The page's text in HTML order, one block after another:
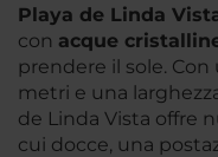
Playa de Linda
con acque
prendere il sole.
metri e una
de Linda Vista offre
cui docce, una